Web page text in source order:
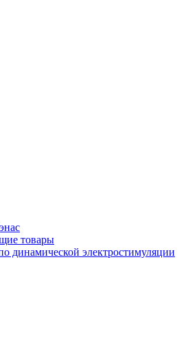
товары
динамической электростимуляции